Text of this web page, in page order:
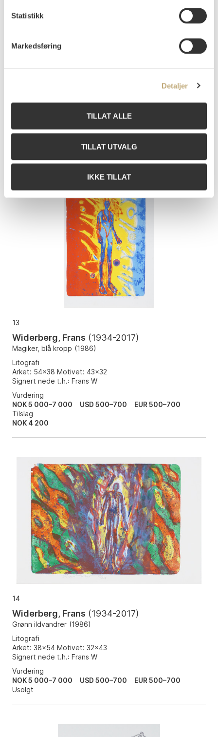
Statistikk
Markedsføring
Detaljer
TILLAT ALLE
TILLAT UTVALG
IKKE TILLAT
Lysmål: 79x56
Signert nede på midten: Kjartan Slettemark
Vurdering
13
Widerberg, Frans (1934-2017)
Magiker, blå kropp (1986)
Litografi
Arket: 54x38 Motivet: 43x32
Signert nede t.h.: Frans W
Vurdering
NOK 5 000–7 000
USD 500–700
EUR 500–700
Tilslag
NOK 4 200
14
Widerberg, Frans (1934-2017)
Grønn ildvandrer (1986)
Litografi
Arket: 38x54 Motivet: 32x43
Signert nede t.h.: Frans W
Vurdering
NOK 5 000–7 000
USD 500–700
EUR 500–700
Usolgt